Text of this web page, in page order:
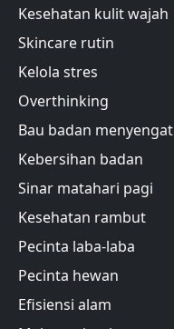
Kesehatan kulit wajah
Skincare rutin
Kelola stres
Overthinking
Bau badan menyengat
Kebersihan badan
Sinar matahari pagi
Kesehatan rambut
Pecinta laba-laba
Pecinta hewan
Efisiensi alam